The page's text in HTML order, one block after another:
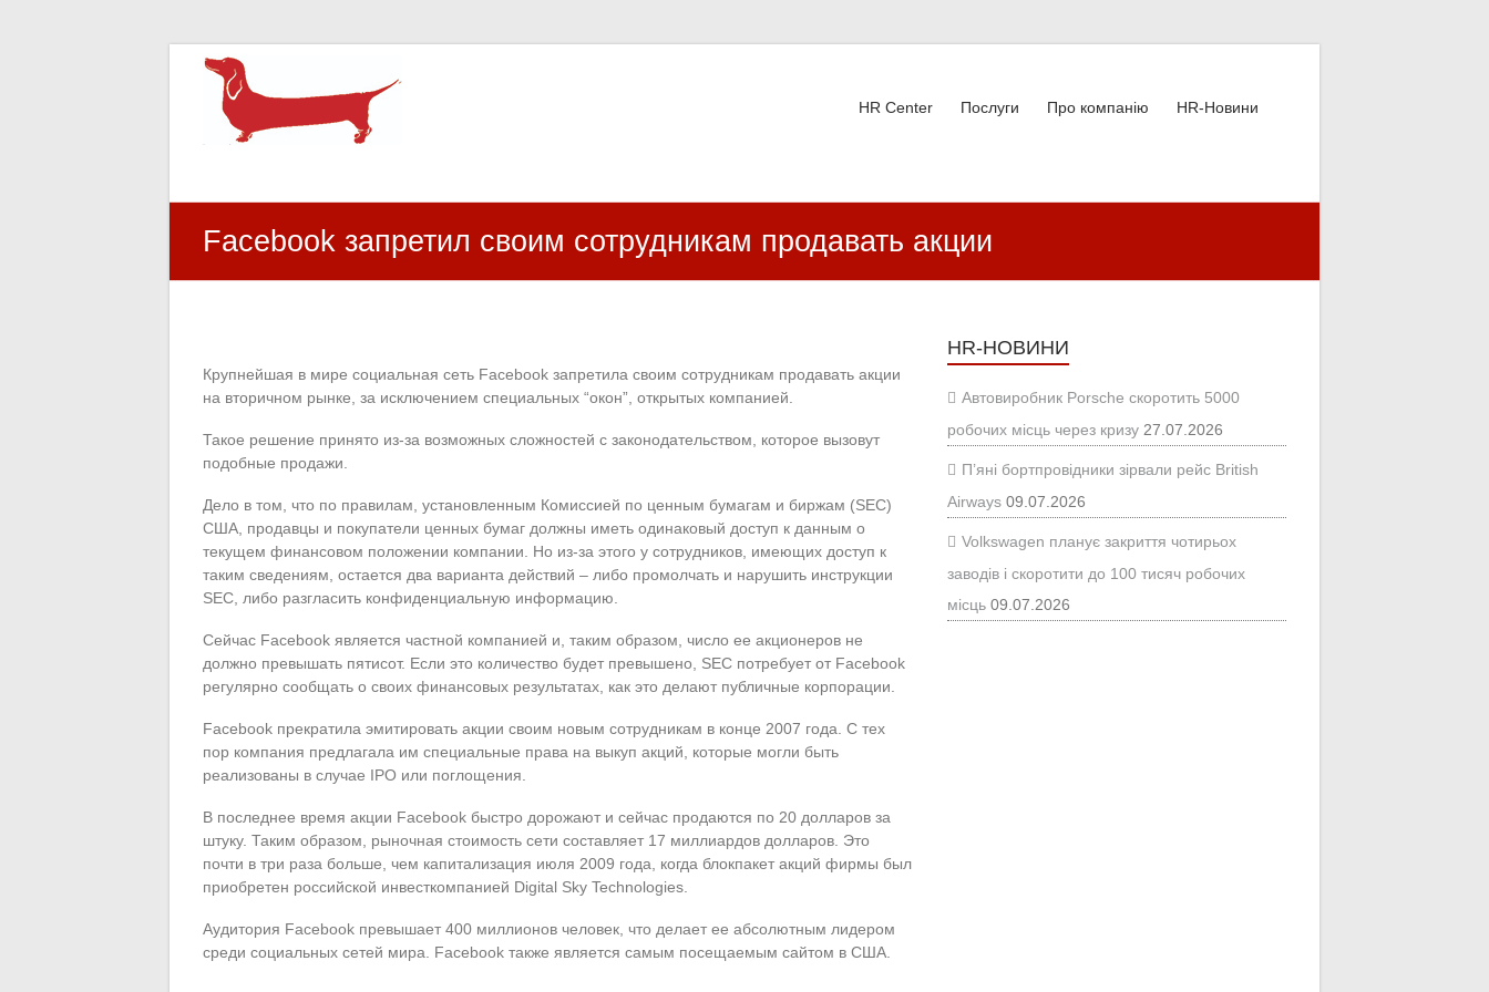
HR Center
залученість персоналу, e-NPS, оцінка ЗВК
HR Center Послуги Про компанію HR-Новини
Facebook запретил своим сотрудникам продавать акции
Крупнейшая в мире социальная сеть Facebook запретила своим сотрудникам продавать акции
на вторичном рынке, за исключением специальных “окон”, открытых компанией.
Такое решение принято из-за возможных сложностей с законодательством, которое вызовут
подобные продажи.
Дело в том, что по правилам, установленным Комиссией по ценным бумагам и биржам (SEC)
США, продавцы и покупатели ценных бумаг должны иметь одинаковый доступ к данным о
текущем финансовом положении компании. Но из-за этого у сотрудников, имеющих доступ к
таким сведениям, остается два варианта действий – либо промолчать и нарушить инструкции
SEC, либо разгласить конфиденциальную информацию.
Сейчас Facebook является частной компанией и, таким образом, число ее акционеров не
должно превышать пятисот. Если это количество будет превышено, SEC потребует от Facebook
регулярно сообщать о своих финансовых результатах, как это делают публичные корпорации.
Facebook прекратила эмитировать акции своим новым сотрудникам в конце 2007 года. С тех
пор компания предлагала им специальные права на выкуп акций, которые могли быть
реализованы в случае IPO или поглощения.
В последнее время акции Facebook быстро дорожают и сейчас продаются по 20 долларов за
штуку. Таким образом, рыночная стоимость сети составляет 17 миллиардов долларов. Это
почти в три раза больше, чем капитализация июля 2009 года, когда блокпакет акций фирмы был
приобретен российской инвесткомпанией Digital Sky Technologies.
Аудитория Facebook превышает 400 миллионов человек, что делает ее абсолютным лидером
среди социальных сетей мира. Facebook также является самым посещаемым сайтом в США.
HR-НОВИНИ
Автовиробник Porsche скоротить 5000
робочих місць через кризу 27.07.2026
П’яні бортпровідники зірвали рейс British
Airways 09.07.2026
Volkswagen планує закриття чотирьох
заводів і скоротити до 100 тисяч робочих
місць 09.07.2026